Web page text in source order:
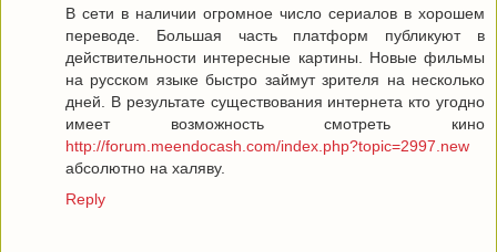
В сети в наличии огромное число сериалов в хорошем
переводе. Большая часть платформ публикуют в
действительности интересные картины. Новые фильмы
на русском языке быстро займут зрителя на несколько
дней. В результате существования интернета кто угодно
имеет возможность смотреть кино
http://forum.meendocash.com/index.php?topic=2997.new
абсолютно на халяву.
Reply